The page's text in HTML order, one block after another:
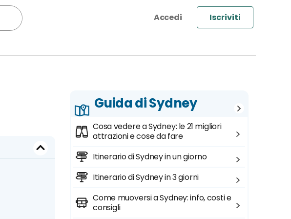
Iscriviti
Guida di Sydney
Cosa vedere a Sydney: le 21 migliori
attrazioni e cose da fare
Itinerario di Sydney in un giorno
Itinerario di Sydney in 3 giorni
Come muoversi a Sydney: info, costi e
consigli